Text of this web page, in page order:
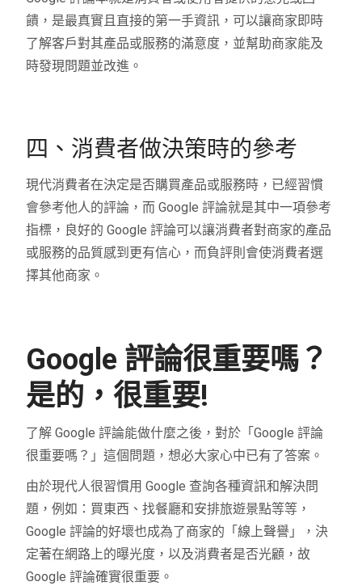
饋，是最真實且直接的第一手資訊，可以讓商家即時
了解客戶對其產品或服務的滿意度，並幫助商家能及
時發現問題並改進。
四、消費者做決策時的參考
現代消費者在決定是否購買產品或服務時，已經習慣
會參考他人的評論，而 Google 評論就是其中一項參考
指標，良好的 Google 評論可以讓消費者對商家的產品
或服務的品質感到更有信心，而負評則會使消費者選
擇其他商家。
Google 評論很重要嗎？
是的，很重要!
了解 Google 評論能做什麼之後，對於「Google 評論
很重要嗎？」這個問題，想必大家心中已有了答案。
由於現代人很習慣用 Google 查詢各種資訊和解決問
題，例如：買東西、找餐廳和安排旅遊景點等等，
Google 評論的好壞也成為了商家的「線上聲譽」，決
定著在網路上的曝光度，以及消費者是否光顧，故
Google 評論確實很重要。